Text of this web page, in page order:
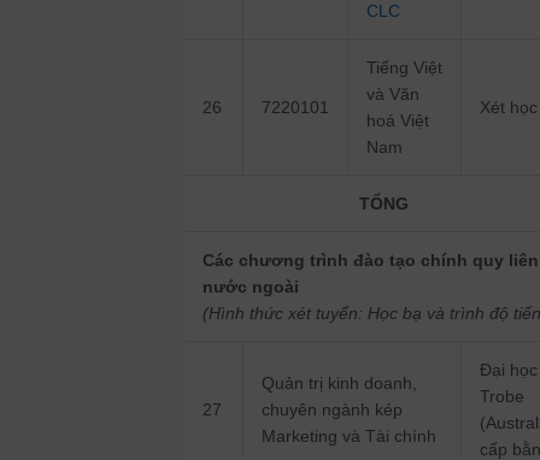
CLC
26 7220101
Tiếng Việt
và Văn
hoá Việt
Nam
Xét
TỔNG
Các chương trình đào tạo chính quy
nước ngoài
(Hình thức xét tuyển: Học bạ và trình độ
27
Quản trị kinh doanh,
chuyên ngành kép
Marketing và Tài chính
Đại
Trobe
cấp